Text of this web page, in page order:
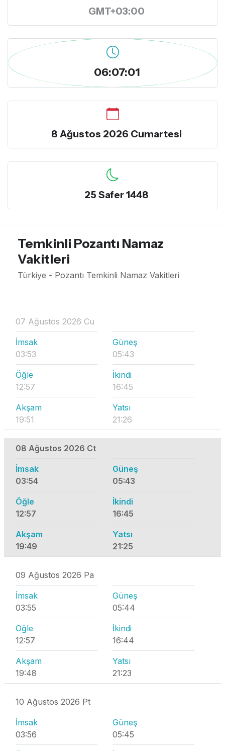
GMT+03:00
06:07:01
8 Ağustos 2026 Cumartesi
25 Safer 1448
Temkinli Pozantı Namaz
Vakitleri
Türkiye - Pozantı Temkinli Namaz Vakitleri
07 Ağustos 2026 Cu
İmsak
03:53
Güneş
05:43
Öğle
12:57
İkindi
16:45
Akşam
19:51
Yatsı
21:26
08 Ağustos 2026 Ct
İmsak
03:54
Güneş
05:43
Öğle
12:57
İkindi
16:45
Akşam
19:49
Yatsı
21:25
09 Ağustos 2026 Pa
İmsak
03:55
Güneş
05:44
Öğle
12:57
İkindi
16:44
Akşam
19:48
Yatsı
21:23
10 Ağustos 2026 Pt
İmsak
03:56
Güneş
05:45